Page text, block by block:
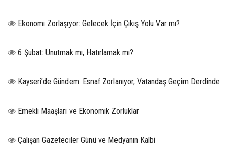
Ekonomi Zorlaşıyor: Gelecek İçin Çıkış Yolu Var mı?
6 Şubat: Unutmak mı, Hatırlamak mı?
Kayseri’de Gündem: Esnaf Zorlanıyor, Vatandaş Geçim Derdinde
Emekli Maaşları ve Ekonomik Zorluklar
Çalışan Gazeteciler Günü ve Medyanın Kalbi